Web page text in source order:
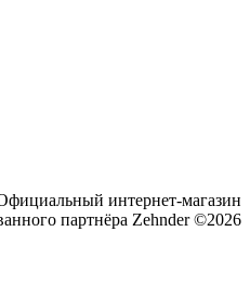
интернет-магазин
партнёра Zehnder ©2026